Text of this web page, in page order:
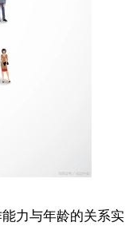
力与年龄的关系实